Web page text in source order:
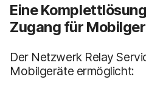
Eine
Zugang für
Der Netzwerk Relay
Mobilgeräte ermöglicht: